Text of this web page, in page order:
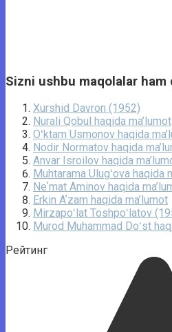
Sizni ushbu maqolalar
Xurshid Davron (1952)
Nurali Qobul haqida ma’lumot
Oʻktam Usmonov haqida
Nodir Normatov haqida
Anvar Isroilov haqida
Muhtarama Ulugʻova haqida
Neʼmat Aminov haqida
Erkin Aʼzam haqida ma’lumot
Mirzapoʻlat Toshpoʻlatov
Murod Muhammad Doʻst
Рейтинг